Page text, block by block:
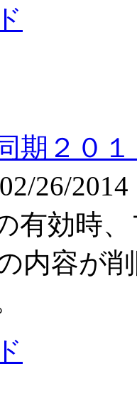
期２０
02/26/2014
有効時
内容が